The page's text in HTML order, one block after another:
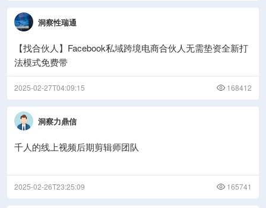
洞察性瑞通
【找合伙人】Facebook私域跨境电商合伙人无需垫资全新打
法模式免费带
2025-02-27T04:09:15 168412
洞察力鼎信
千人的线上视频后期剪辑师团队
2025-02-26T23:25:09 165741